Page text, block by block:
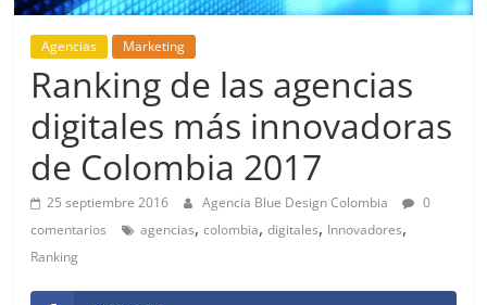
|
Revistas
de
Publicidad
en
Agencias Marketing
Ranking de las agencias
digitales más innovadoras
de Colombia 2017
25 septiembre 2016 Agencia Blue Design Colombia
0
comentarios
agencias,colombia,digitales, Innovadores,
Ranking